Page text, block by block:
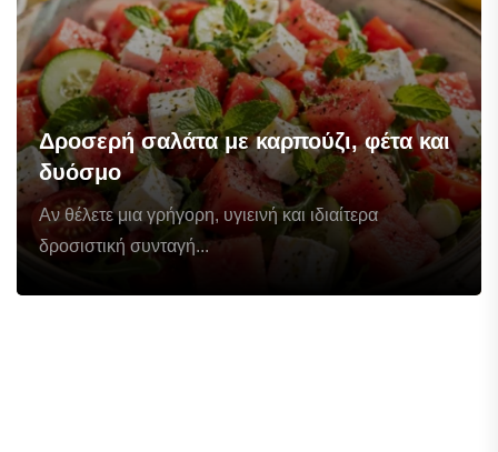
Δροσερή σαλάτα με καρπούζι, φέτα και
δυόσμο
Αν θέλετε μια γρήγορη, υγιεινή και ιδιαίτερα
δροσιστική συνταγή...